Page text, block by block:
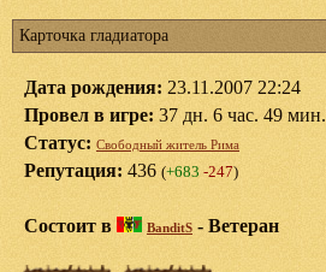
Карточка гладиатора
Дата рождения: 23.11.2007 22:24
Провел в игре: 37 дн. 6 час. 49 мин.
Статус: Свободный житель Рима
Репутация: 436 (+683 -247)
Состоит в BanditS - Ветеран